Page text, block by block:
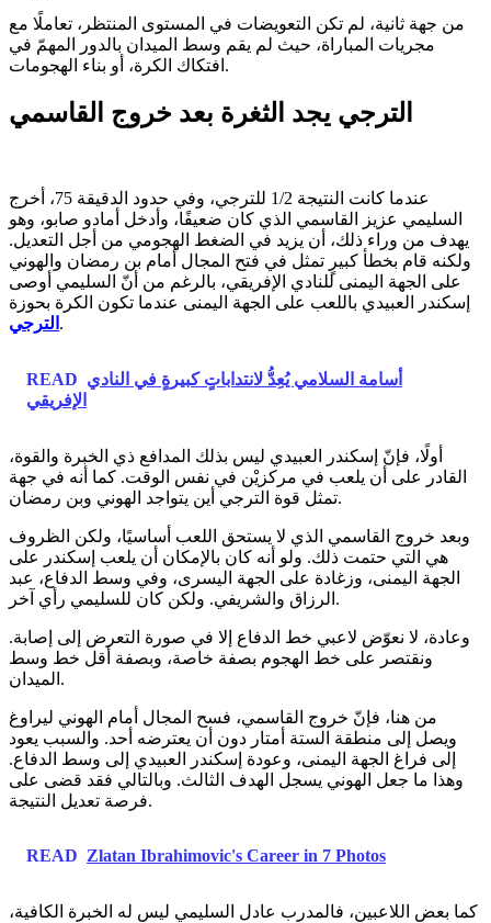
من جهة ثانية، لم تكن التعويضات في المستوى المنتظر، تعاملًا مع
مجريات المباراة، حيث لم يقم وسط الميدان بالدور المهمّ في
افتكاك الكرة، أو بناء الهجومات.
الترجي يجد الثغرة بعد خروج القاسمي
عندما كانت النتيجة 1/2 للترجي، وفي حدود الدقيقة 75، أخرج
السليمي عزيز القاسمي الذي كان ضعيفًا، وأدخل أمادو صابو، وهو
يهدف من وراء ذلك، أن يزيد في الضغط الهجومي من أجل التعديل.
ولكنه قام بخطأ كبيرٍ تمثل في فتح المجال أمام بن رمضان والهوني
على الجهة اليمنى للنادي الإفريقي، بالرغم من أنّ السليمي أوصى
إسكندر العبيدي باللعب على الجهة اليمنى عندما تكون الكرة بحوزة
الترجي .
READ أسامة السلامي يُعِدُّ لانتداباتٍ كبيرةٍ في النادي
الإفريقي
أولًا، فإنّ إسكندر العبيدي ليس بذلك المدافع ذي الخبرة والقوة،
القادر على أن يلعب في مركزيْن في نفس الوقت. كما أنه في جهة
تمثل قوة الترجي أين يتواجد الهوني وبن رمضان.
وبعد خروج القاسمي الذي لا يستحق اللعب أساسيًا، ولكن الظروف
هي التي حتمت ذلك. ولو أنه كان بالإمكان أن يلعب إسكندر على
الجهة اليمنى، وزغادة على الجهة اليسرى، وفي وسط الدفاع، عبد
الرزاق والشريفي. ولكن كان للسليمي رأي آخر.
وعادة، لا نعوّض لاعبي خط الدفاع إلا في صورة التعرض إلى إصابة.
ونقتصر على خط الهجوم بصفة خاصة، وبصفة أقل خط وسط
الميدان.
من هنا، فإنّ خروج القاسمي، فسح المجال أمام الهوني ليراوغ
ويصل إلى منطقة الستة أمتار دون أن يعترضه أحد. والسبب يعود
إلى فراغ الجهة اليمنى، وعودة إسكندر العبيدي إلى وسط الدفاع.
وهذا ما جعل الهوني يسجل الهدف الثالث. وبالتالي فقد قضى على
فرصة تعديل النتيجة.
READ Zlatan Ibrahimovic's Career in 7 Photos
كما بعض اللاعبين، فالمدرب عادل السليمي ليس له الخبرة الكافية،